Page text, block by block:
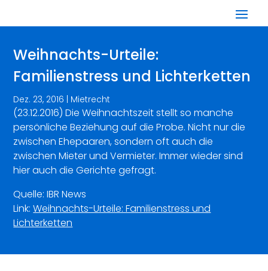
Weihnachts-Urteile:
Familienstress und Lichterketten
Dez. 23, 2016 Mietrecht
(23.12.2016) Die Weihnachtszeit stellt so manche
persönliche Beziehung auf die Probe. Nicht nur die
zwischen Ehepaaren, sondern oft auch die
zwischen Mieter und Vermieter. Immer wieder sind
hier auch die Gerichte gefragt.
Quelle: IBR News
Link:Weihnachts-Urteile: Familienstress und
Lichterketten